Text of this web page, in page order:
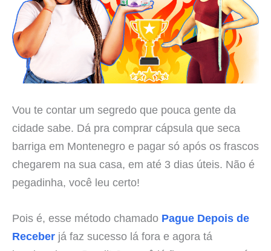
Vou te contar um segredo que pouca gente da
cidade sabe. Dá pra comprar cápsula que seca
barriga em Montenegro e pagar só após os frascos
chegarem na sua casa, em até 3 dias úteis. Não é
pegadinha, você leu certo!
Pois é, esse método chamado Pague Depois de
Receber já faz sucesso lá fora e agora tá